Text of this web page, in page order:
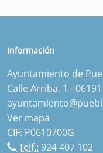
Información
Ayuntamiento de
Calle Arriba, 1 -
Ver mapa
CIF: P0610700G
Telf.: 924 407 102